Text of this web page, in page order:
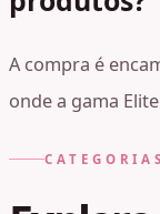
A compra é
onde a gama